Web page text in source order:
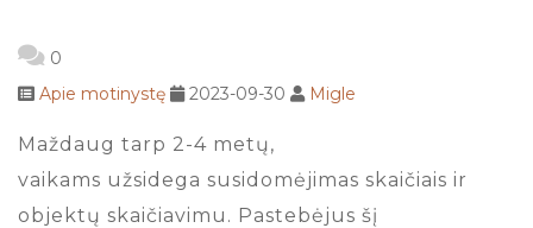
0
Apie motinystę
2023-09-30 Migle
Maždaug tarp 2-4 metų,
vaikams užsidega susidomėjimas skaičiais ir
objektų skaičiavimu. Pastebėjus šį